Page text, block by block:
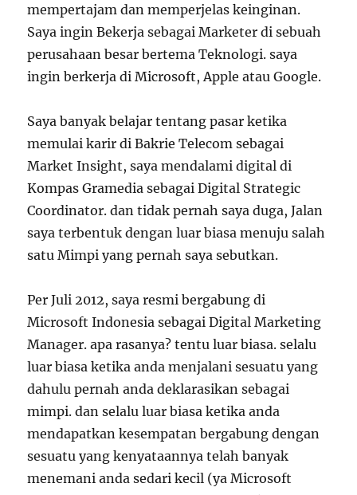
mempertajam dan memperjelas keinginan.
Saya ingin Bekerja sebagai Marketer di sebuah
perusahaan besar bertema Teknologi. saya
ingin berkerja di Microsoft, Apple atau Google.
Saya banyak belajar tentang pasar ketika
memulai karir di Bakrie Telecom sebagai
Market Insight, saya mendalami digital di
Kompas Gramedia sebagai Digital Strategic
Coordinator. dan tidak pernah saya duga, Jalan
saya terbentuk dengan luar biasa menuju salah
satu Mimpi yang pernah saya sebutkan.
Per Juli 2012, saya resmi bergabung di
Microsoft Indonesia sebagai Digital Marketing
Manager. apa rasanya? tentu luar biasa. selalu
luar biasa ketika anda menjalani sesuatu yang
dahulu pernah anda deklarasikan sebagai
mimpi. dan selalu luar biasa ketika anda
mendapatkan kesempatan bergabung dengan
sesuatu yang kenyataannya telah banyak
menemani anda sedari kecil (ya Microsoft